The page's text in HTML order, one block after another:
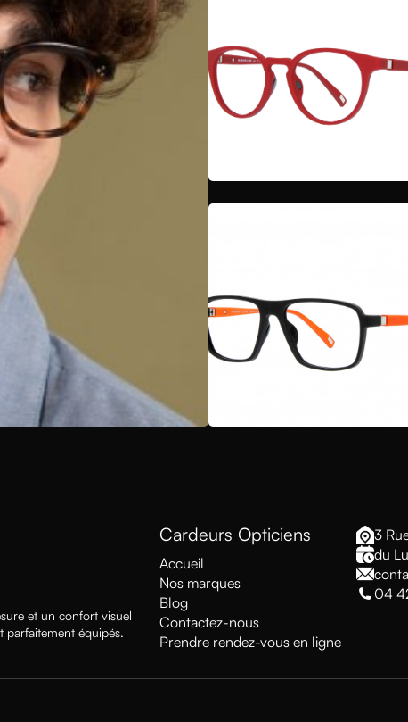
et un confort visuel
parfaitement équipés.
Cardeurs Opticiens
Accueil
Nos marques
Blog
Contactez-nous
Prendre rendez-vous en ligne
3
du
04